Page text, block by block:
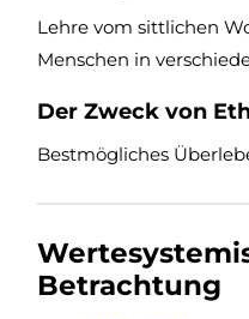
Lehre vom sittlichen
Menschen in
Der Zweck von
Bestmögliches
Betrachtung